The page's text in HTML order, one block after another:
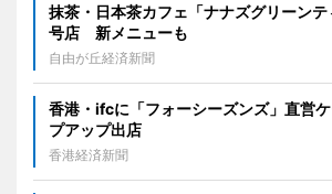
抹茶・日本茶カフェ「ナナズグリーン
号店 新メニューも
自由が丘経済新聞
香港・ifcに「フォーシーズンズ」直営
プアップ出店
香港経済新聞